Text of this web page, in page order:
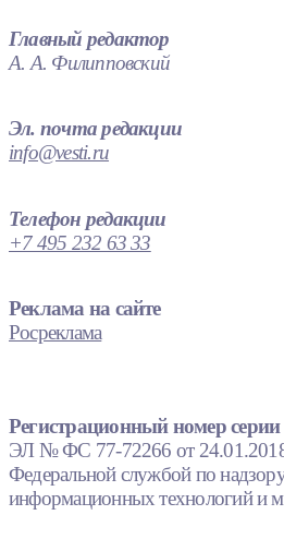
Главный редактор
А. А. Филипповский
Эл. почта редакции
info@vesti.ru
Телефон редакции
+7 495 232 63 33
Реклама на сайте
Росреклама
Регистрационный номер серии
ЭЛ № ФС 77-72266 от
Федеральной службой по
информационных технологий и